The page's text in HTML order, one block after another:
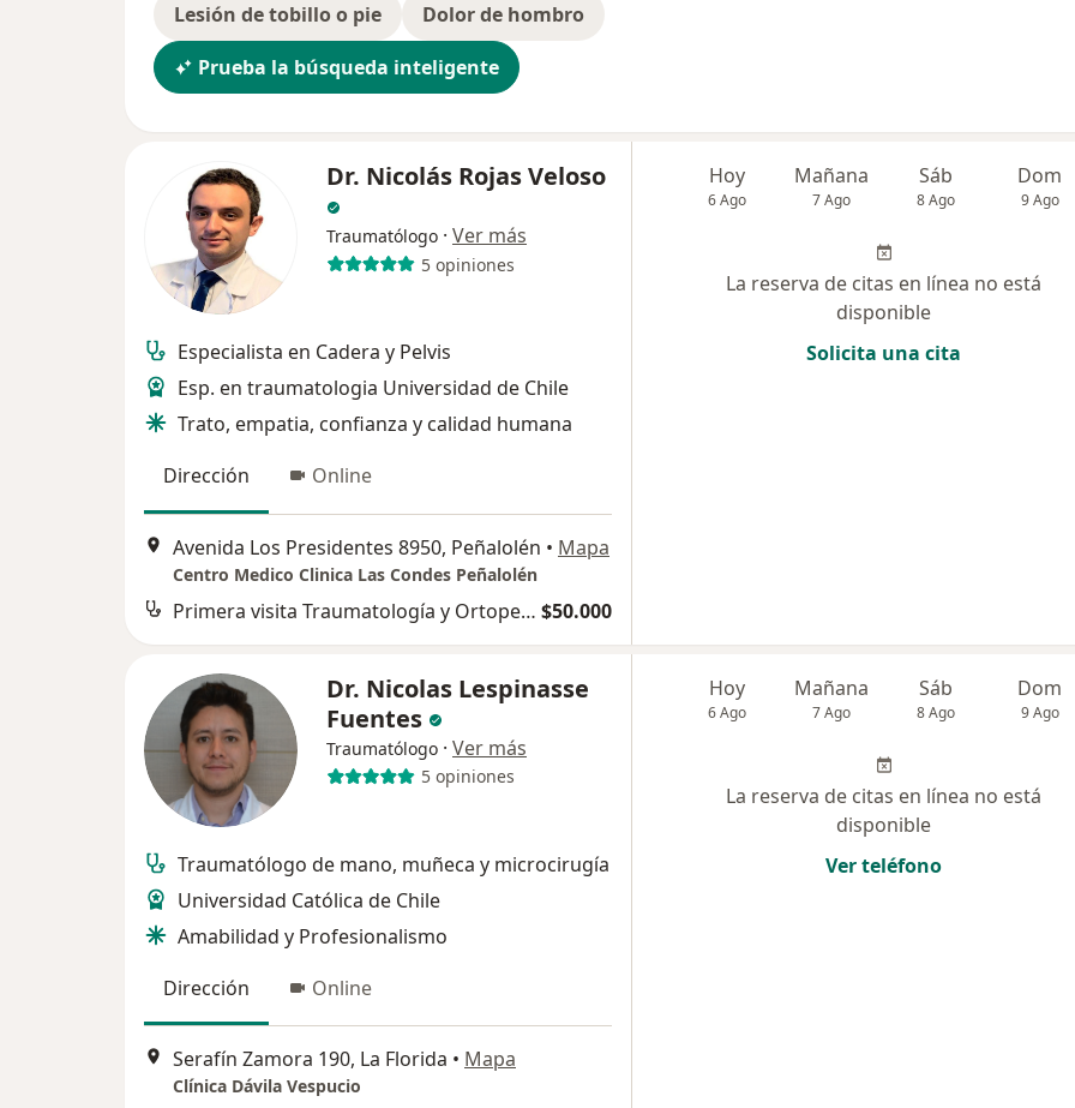
Lesión de tobillo o pie
Dolor de hombro
Prueba la búsqueda inteligente
Dr. Nicolás Rojas Veloso
Traumatólogo · Ver más
5 opiniones
Especialista en Cadera y Pelvis
Esp. en traumatologia Universidad de Chile
Trato, empatia, confianza y calidad humana
Dirección
Online
Avenida Los Presidentes 8950, Peñalolén • Mapa
Centro Medico Clinica Las Condes Peñalolén
Primera visita Traumatología y Ortopedia $50.000
Hoy
6 Ago
Mañana
7 Ago
Sáb
8 Ago
Dom
9 Ago
La reserva de citas en línea no está
disponible
Solicita una cita
Dr. Nicolas Lespinasse
Fuentes
Traumatólogo · Ver más
5 opiniones
Traumatólogo de mano, muñeca y microcirugía
Universidad Católica de Chile
Amabilidad y Profesionalismo
Dirección
Online
Serafín Zamora 190, La Florida • Mapa
Clínica Dávila Vespucio
Hoy
6 Ago
Mañana
7 Ago
Sáb
8 Ago
Dom
9 Ago
La reserva de citas en línea no está
disponible
Ver teléfono